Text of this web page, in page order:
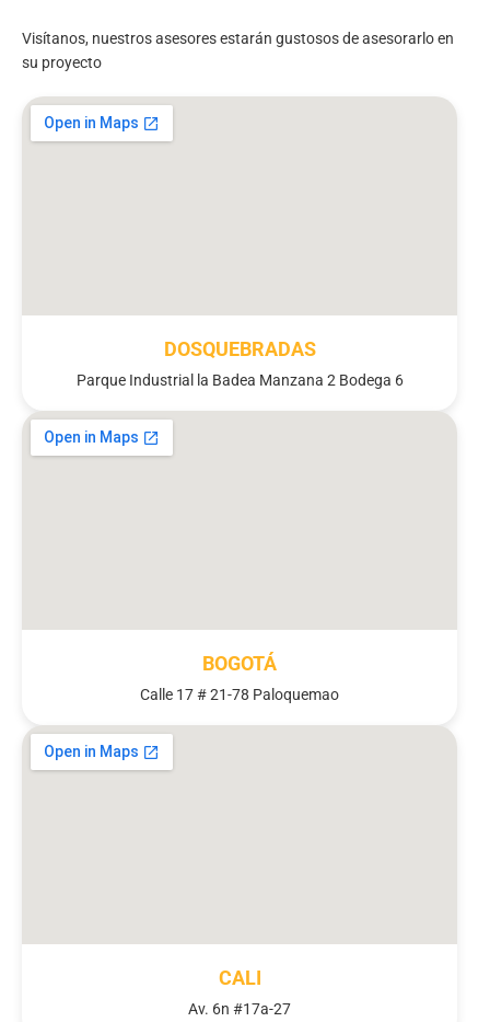
Visítanos, nuestros asesores estarán gustosos de asesorarlo en
su proyecto
DOSQUEBRADAS
Parque Industrial la Badea Manzana 2 Bodega 6
BOGOTÁ
Calle 17 # 21-78 Paloquemao
CALI
Av. 6n #17a-27